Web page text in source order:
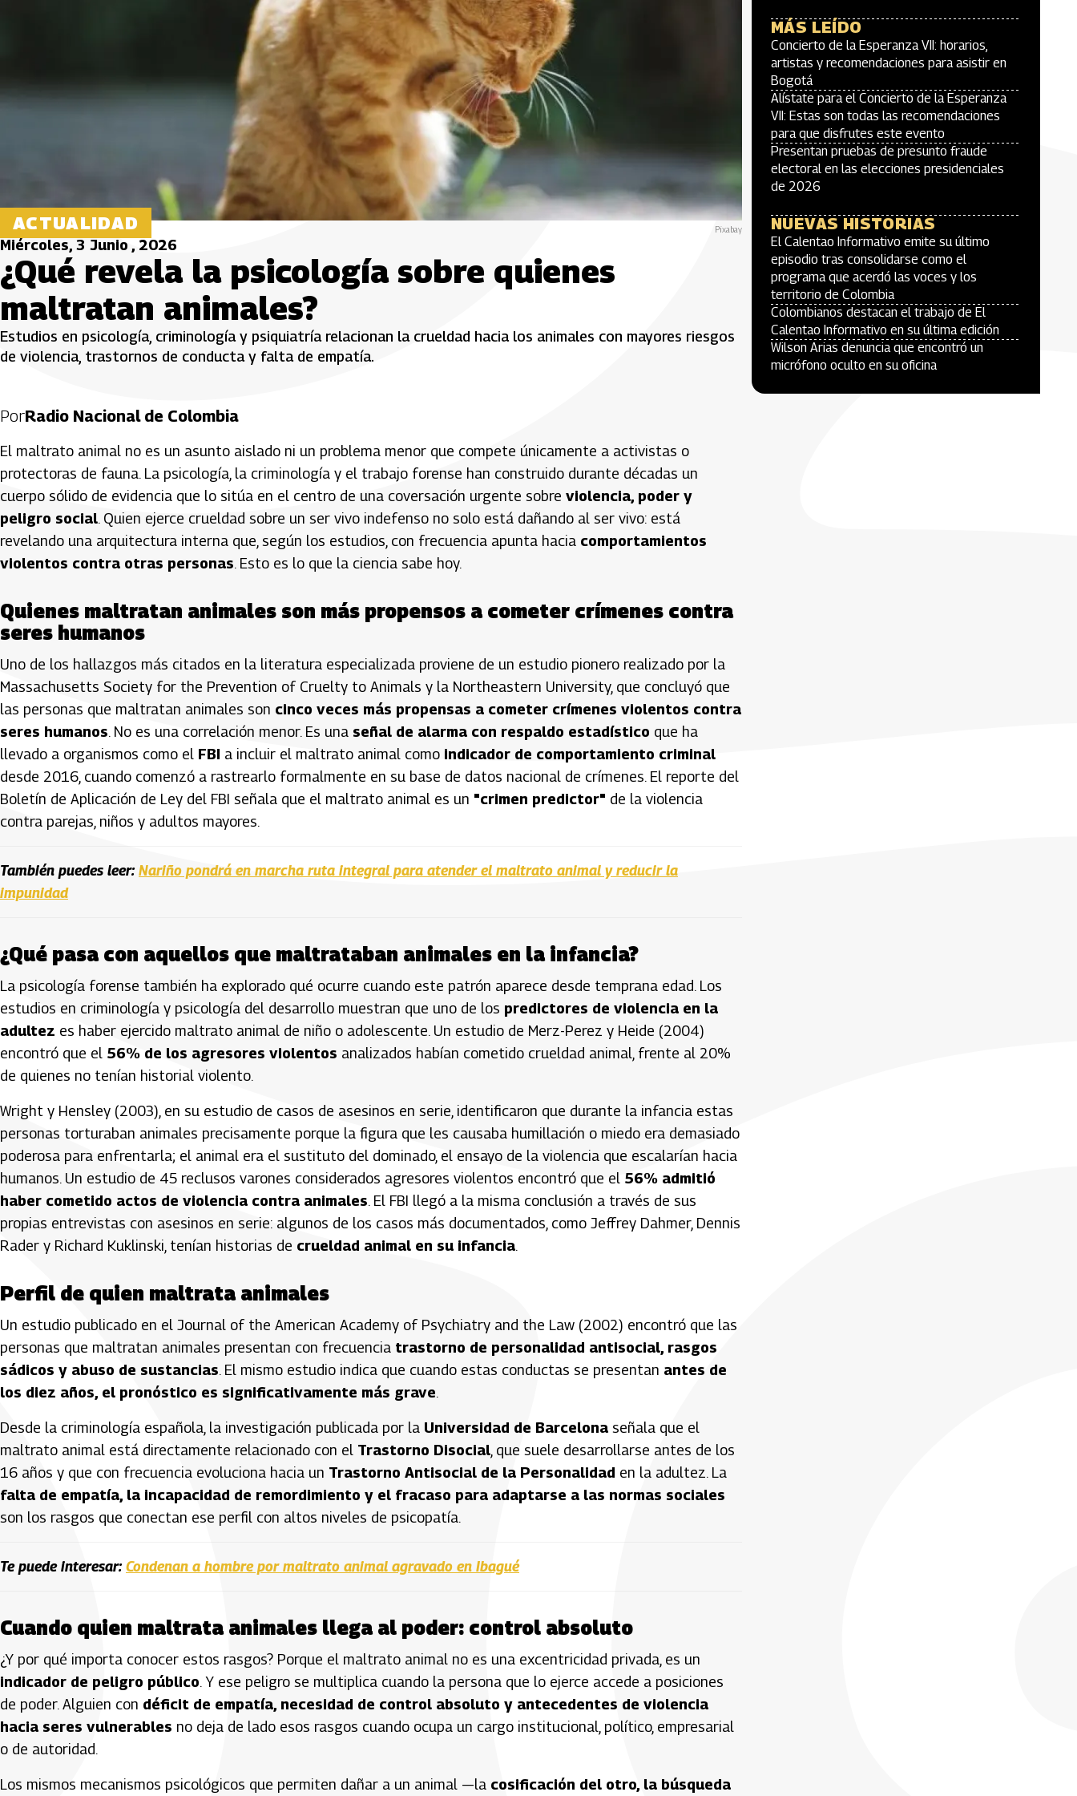
ACTUALIDAD Pixabay
Miércoles, 3 Junio , 2026
¿Qué revela la psicología sobre quienes
maltratan animales?
Estudios en psicología, criminología y psiquiatría relacionan la crueldad hacia los animales con mayores riesgos
de violencia, trastornos de conducta y falta de empatía.
PorRadio Nacional de Colombia
El maltrato animal no es un asunto aislado ni un problema menor que compete únicamente a activistas o
protectoras de fauna. La psicología, la criminología y el trabajo forense han construido durante décadas un
cuerpo sólido de evidencia que lo sitúa en el centro de una coversación urgente sobre violencia, poder y
peligro social. Quien ejerce crueldad sobre un ser vivo indefenso no solo está dañando al ser vivo: está
revelando una arquitectura interna que, según los estudios, con frecuencia apunta hacia comportamientos
violentos contra otras personas. Esto es lo que la ciencia sabe hoy.
Quienes maltratan animales son más propensos a cometer crímenes contra
seres humanos
Uno de los hallazgos más citados en la literatura especializada proviene de un estudio pionero realizado por la
Massachusetts Society for the Prevention of Cruelty to Animals y la Northeastern University, que concluyó que
las personas que maltratan animales son cinco veces más propensas a cometer crímenes violentos contra
seres humanos. No es una correlación menor. Es una señal de alarma con respaldo estadístico que ha
llevado a organismos como el FBI a incluir el maltrato animal como indicador de comportamiento criminal
desde 2016, cuando comenzó a rastrearlo formalmente en su base de datos nacional de crímenes. El reporte del
Boletín de Aplicación de Ley del FBI señala que el maltrato animal es un "crimen predictor" de la violencia
contra parejas, niños y adultos mayores.
También puedes leer: Nariño pondrá en marcha ruta integral para atender el maltrato animal y reducir la
impunidad
¿Qué pasa con aquellos que maltrataban animales en la infancia?
La psicología forense también ha explorado qué ocurre cuando este patrón aparece desde temprana edad. Los
estudios en criminología y psicología del desarrollo muestran que uno de los predictores de violencia en la
adultez es haber ejercido maltrato animal de niño o adolescente. Un estudio de Merz-Perez y Heide (2004)
encontró que el 56% de los agresores violentos analizados habían cometido crueldad animal, frente al 20%
de quienes no tenían historial violento.
Wright y Hensley (2003), en su estudio de casos de asesinos en serie, identificaron que durante la infancia estas
personas torturaban animales precisamente porque la figura que les causaba humillación o miedo era demasiado
poderosa para enfrentarla; el animal era el sustituto del dominado, el ensayo de la violencia que escalarían hacia
humanos. Un estudio de 45 reclusos varones considerados agresores violentos encontró que el 56% admitió
haber cometido actos de violencia contra animales. El FBI llegó a la misma conclusión a través de sus
propias entrevistas con asesinos en serie: algunos de los casos más documentados, como Jeffrey Dahmer, Dennis
Rader y Richard Kuklinski , tenían historias de crueldad animal en su infancia.
Perfil de quien maltrata animales
Un estudio publicado en el Journal of the American Academy of Psychiatry and the Law (2002) encontró que las
personas que maltratan animales presentan con frecuencia trastorno de personalidad antisocial, rasgos
sádicos y abuso de sustancias. El mismo estudio indica que cuando estas conductas se presentan antes de
los diez años, el pronóstico es significativamente más grave.
Desde la criminología española, la investigación publicada por la Universidad de Barcelona señala que el
maltrato animal está directamente relacionado con el Trastorno Disocial , que suele desarrollarse antes de los
16 años y que con frecuencia evoluciona hacia un Trastorno Antisocial de la Personalidad en la adultez. La
falta de empatía, la incapacidad de remordimiento y el fracaso para adaptarse a las normas sociales
son los rasgos que conectan ese perfil con altos niveles de psicopatía.
Te puede interesar: Condenan a hombre por maltrato animal agravado en Ibagué
Cuando quien maltrata animales llega al poder: control absoluto
¿Y por qué importa conocer estos rasgos? Porque el maltrato animal no es una excentricidad privada, es un
indicador de peligro público. Y ese peligro se multiplica cuando la persona que lo ejerce accede a posiciones
de poder. Alguien con déficit de empatía, necesidad de control absoluto y antecedentes de violencia
hacia seres vulnerables no deja de lado esos rasgos cuando ocupa un cargo institucional, político, empresarial
o de autoridad.
Los mismos mecanismos psicológicos que permiten dañar a un animal —la cosificación del otro, la búsqueda
MÁS LEÍDO
Concierto de la Esperanza VII: horarios,
artistas y recomendaciones para asistir en
Bogotá
Alístate para el Concierto de la Esperanza
VII: Estas son todas las recomendaciones
para que disfrutes este evento
Presentan pruebas de presunto fraude
electoral en las elecciones presidenciales
de 2026
NUEVAS HISTORIAS
El Calentao Informativo emite su último
episodio tras consolidarse como el
programa que acerdó las voces y los
territorio de Colombia
Colombianos destacan el trabajo de El
Calentao Informativo en su última edición
Wilson Arias denuncia que encontró un
micrófono oculto en su oficina